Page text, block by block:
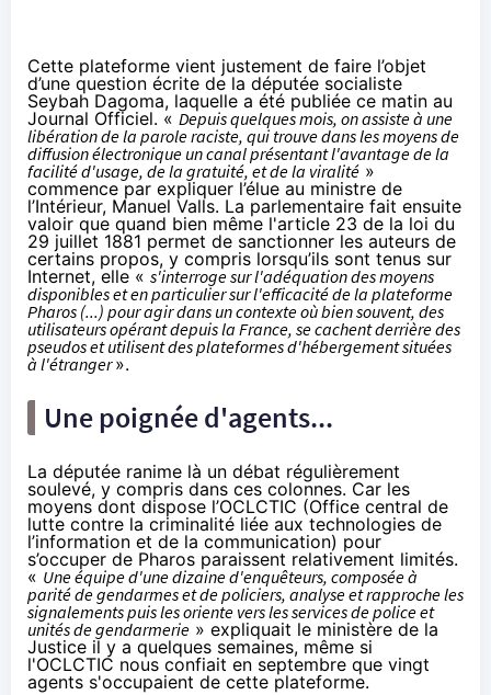
Cette plateforme vient justement de faire l’objet
d’une question écrite de la députée socialiste
Seybah Dagoma, laquelle a été publiée ce matin au
Journal Officiel. « Depuis quelques mois, on assiste à une
libération de la parole raciste, qui trouve dans les moyens de
diffusion électronique un canal présentant l'avantage de la
facilité d'usage, de la gratuité, et de la viralité »
commence par expliquer l’élue au ministre de
l’Intérieur, Manuel Valls. La parlementaire fait ensuite
valoir que quand bien même l'article 23 de la loi du
29 juillet 1881 permet de sanctionner les auteurs de
certains propos, y compris lorsqu’ils sont tenus sur
Internet, elle « s'interroge sur l'adéquation des moyens
disponibles et en particulier sur l'efficacité de la plateforme
Pharos (...) pour agir dans un contexte où bien souvent, des
utilisateurs opérant depuis la France, se cachent derrière des
pseudos et utilisent des plateformes d'hébergement situées
à l'étranger».
Une poignée d'agents...
La députée ranime là un débat régulièrement
soulevé, y compris dans ces colonnes. Car les
moyens dont dispose l’OCLCTIC (Office central de
lutte contre la criminalité liée aux technologies de
l’information et de la communication) pour
s’occuper de Pharos paraissent relativement limités.
« Une équipe d'une dizaine d'enquêteurs, composée à
parité de gendarmes et de policiers, analyse et rapproche les
signalements puis les oriente vers les services de police et
unités de gendarmerie » expliquait le ministère de la
Justice il y a quelques semaines, même si
l'OCLCTIC nous confiait en septembre que vingt
agents s'occupaient de cette plateforme.